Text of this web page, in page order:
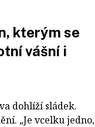
kterým se
vášní i
dohlíží sládek.
„Je vcelku jedno,